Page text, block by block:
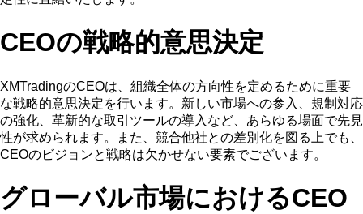
CEOの戦略的意思決定
XMTradingのCEOは、組織全体の方向性を定めるために重要
な戦略的意思決定を行います。新しい市場への参入、規制対応
の強化、革新的な取引ツールの導入など、あらゆる場面で先見
性が求められます。また、競合他社との差別化を図る上でも、
CEOのビジョンと戦略は欠かせない要素でございます。
グローバル市場におけるCEO